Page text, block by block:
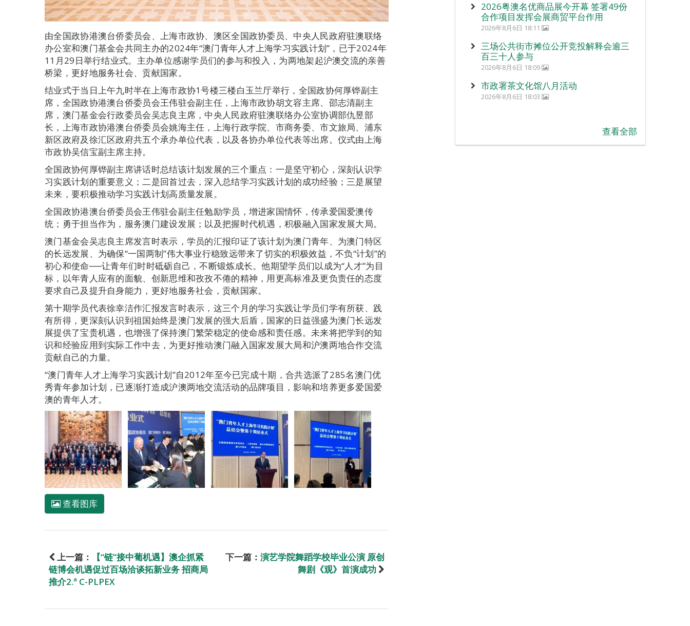
由全国政协港澳台侨委员会、上海市政协、澳区全国政协委员、中央人民政府驻澳联络
办公室和澳门基金会共同主办的2024年“澳门青年人才上海学习实践计划”，已于2024年
11月29日举行结业式。主办单位感谢学员们的参与和投入，为两地架起沪澳交流的亲善
桥梁，更好地服务社会、贡献国家。
结业式于当日上午九时半在上海市政协1号楼三楼白玉兰厅举行，全国政协何厚铧副主
席，全国政协港澳台侨委员会王伟驻会副主任，上海市政协胡文容主席、邵志清副主
席，澳门基金会行政委员会吴志良主席，中央人民政府驻澳联络办公室协调部仇昱部
长，上海市政协港澳台侨委员会姚海主任，上海行政学院、市商务委、市文旅局、浦东
新区政府及徐汇区政府共五个承办单位代表，以及各协办单位代表等出席。仪式由上海
市政协吴信宝副主席主持。
全国政协何厚铧副主席讲话时总结该计划发展的三个重点：一是坚守初心，深刻认识学
习实践计划的重要意义；二是回首过去，深入总结学习实践计划的成功经验；三是展望
未来，要积极推动学习实践计划高质量发展。
全国政协港澳台侨委员会王伟驻会副主任勉励学员，增进家国情怀，传承爱国爱澳传
统；勇于担当作为，服务澳门建设发展；以及把握时代机遇，积极融入国家发展大局。
澳门基金会吴志良主席发言时表示，学员的汇报印证了该计划为澳门青年、为澳门特区
的长远发展、为确保“一国两制”伟大事业行稳致远带来了切实的积极效益，不负“计划”的
初心和使命──让青年们时时砥砺自己，不断锻炼成长。他期望学员们以成为“人才”为目
标，以年青人应有的面貌、创新思维和孜孜不倦的精神，用更高标准及更负责任的态度
要求自己及提升自身能力，更好地服务社会，贡献国家。
第十期学员代表徐幸洁作汇报发言时表示，这三个月的学习实践让学员们学有所获、践
有所得，更深刻认识到祖国始终是澳门发展的强大后盾，国家的日益强盛为澳门长远发
展提供了宝贵机遇，也增强了保持澳门繁荣稳定的使命感和责任感。未来将把学到的知
识和经验应用到实际工作中去，为更好推动澳门融入国家发展大局和沪澳两地合作交流
贡献自己的力量。
“澳门青年人才上海学习实践计划”自2012年至今已完成十期，合共选派了285名澳门优
秀青年参加计划，已逐渐打造成沪澳两地交流活动的品牌项目，影响和培养更多爱国爱
澳的青年人才。
查看图库
上一篇：
【“链”接中葡机遇】澳企抓紧
链博会机遇促过百场洽谈拓新业务 招商局
推介2.ª C-PLPEX
下一篇： 演艺学院舞蹈学校毕业公演 原创
舞剧《观》首演成功
2026粤澳名优商品展今开幕 签署49份
合作项目发挥会展商贸平台作用
2026年8月6日 18:11
三场公共街市摊位公开竞投解释会逾三
百三十人参与
2026年8月6日 18:09
市政署茶文化馆八月活动
2026年8月6日 18:03
查看全部